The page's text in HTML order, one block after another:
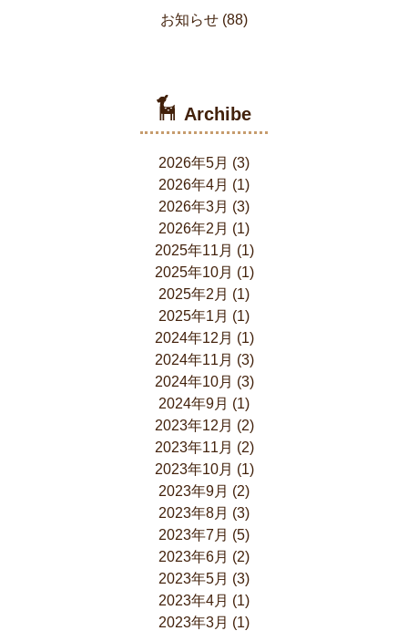
お知らせ (88)
Archibe
2026年5月 (3)
2026年4月 (1)
2026年3月 (3)
2026年2月 (1)
2025年11月 (1)
2025年10月 (1)
2025年2月 (1)
2025年1月 (1)
2024年12月 (1)
2024年11月 (3)
2024年10月 (3)
2024年9月 (1)
2023年12月 (2)
2023年11月 (2)
2023年10月 (1)
2023年9月 (2)
2023年8月 (3)
2023年7月 (5)
2023年6月 (2)
2023年5月 (3)
2023年4月 (1)
2023年3月 (1)